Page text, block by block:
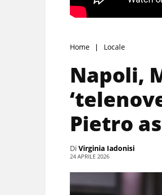
Home Locale
Napoli,
Pietro
Di Virginia Iadonisi
24 APRILE 2026